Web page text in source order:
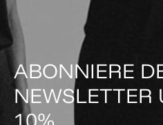
ABONNIERE
NEWSLETTER